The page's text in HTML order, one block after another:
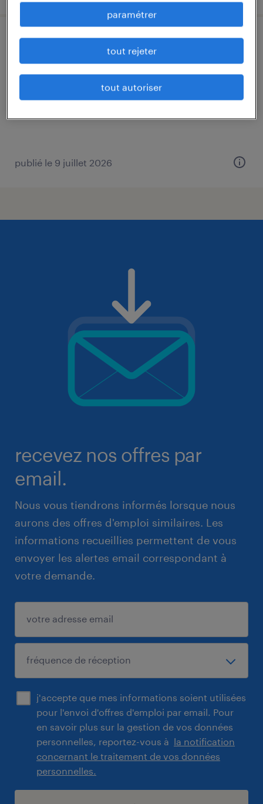
préparateur de commandes (f/h)
saint-laurent-sur-saône, ain
publié le 9 juillet 2026
recevez nos offres par
email.
Nous vous tiendrons informés lorsque nous
aurons des offres d'emploi similaires. Les
informations recueillies permettent de vous
envoyer les alertes email correspondant à
votre demande.
j'accepte que mes informations soient utilisées
pour l'envoi d'offres d'emploi par email. Pour
en savoir plus sur la gestion de vos données
personnelles, reportez-vous à la notification
concernant le traitement de vos données
personnelles.
paramétrer
tout rejeter
tout autoriser